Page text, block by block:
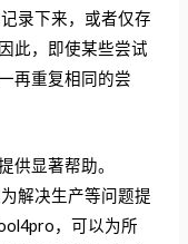
录下来，或者仅存
此，即使某些尝试
再重复相同的尝
供显著帮助。
解决生产等问题提
，可以为所